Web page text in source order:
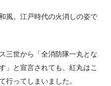
風。江戸時代の火消しの姿で
三世から「全消防隊一丸とな
」と宣言されても、紅丸はこ
行ってしまいました。